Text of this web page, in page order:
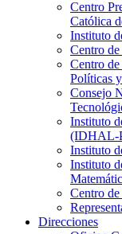
Centro
Católica
Instituto
Centro
Centro
Políticas
Consejo
Instituto
(IDHAL-
Instituto
Instituto
Centro
Direcciones